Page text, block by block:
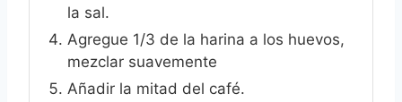
la sal.
Agregue 1/3 de la harina a los huevos,
mezclar suavemente
Añadir la mitad del café.